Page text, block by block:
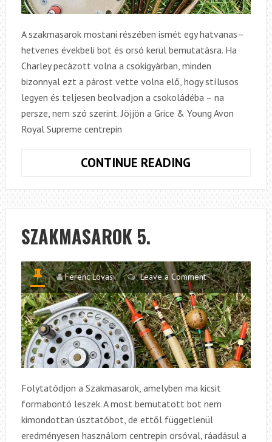
A szakmasarok mostani részében ismét egy hatvanas–
hetvenes évekbeli bot és orsó kerül bemutatásra. Ha
Charley pecázott volna a csokigyárban, minden
bizonnyal ezt a párost vette volna elő, hogy stílusos
legyen és teljesen beolvadjon a csokoládéba – na
persze, nem szó szerint. Jöjjön a Grice & Young Avon
Royal Supreme centrepin
CONTINUE READING
SZAKMASAROK 5.
Ferenc Lovas Leave a Comment
Folytatódjon a Szakmasarok, amelyben ma kicsit
formabontó leszek. A most bemutatott bot nem
kimondottan úsztatóbot, de ettől függetlenül
eredményesen használom centrepin orsóval, ráadásul a